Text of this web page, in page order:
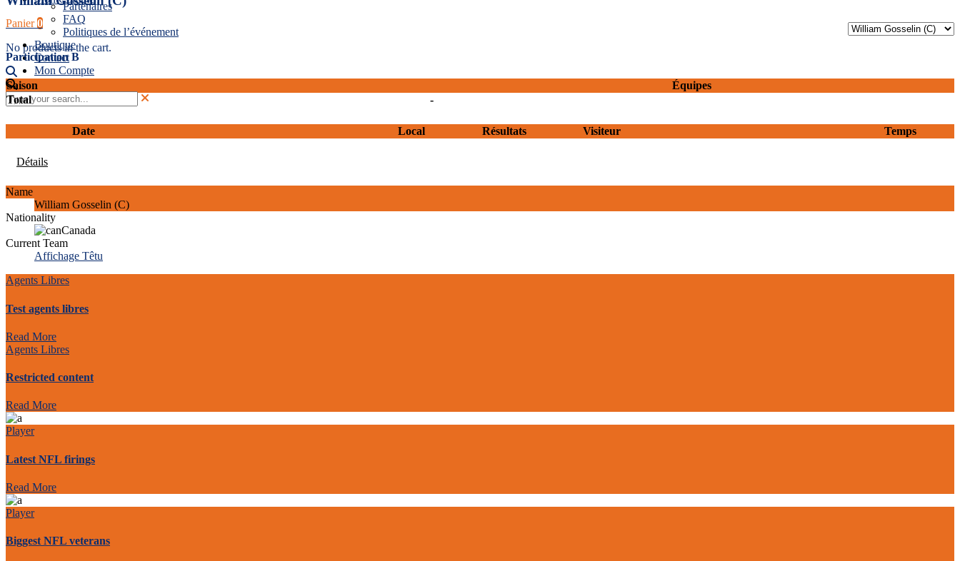
Panier 0
No products in the cart.
Partenaires
FAQ
Politiques de l’événement
Boutique
Contact
Mon Compte
Participation B
Saison
Équipes
Total
-
Date Local Résultats Visiteur Temps
Détails
Name
William Gosselin (C)
Nationality
Canada
Current Team
Affichage Têtu
Agents Libres
Test agents libres
Read More
Agents Libres
Restricted content
Read More
Player
Latest NFL firings
Read More
Player
Biggest NFL veterans